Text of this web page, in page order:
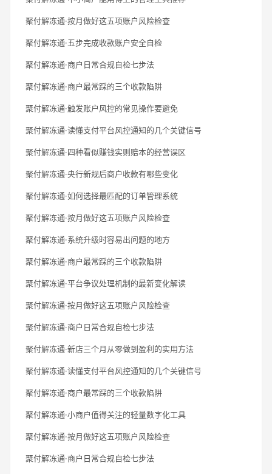
聚付解冻通·按月做好这五项账户风险检查
聚付解冻通·五步完成收款账户安全自检
聚付解冻通·商户日常合规自检七步法
聚付解冻通·商户最常踩的三个收款陷阱
聚付解冻通·触发账户风控的常见操作要避免
聚付解冻通·读懂支付平台风控通知的几个关键信号
聚付解冻通·四种看似赚钱实则赔本的经营误区
聚付解冻通·央行新规后商户收款有哪些变化
聚付解冻通·如何选择最匹配的订单管理系统
聚付解冻通·按月做好这五项账户风险检查
聚付解冻通·系统升级时容易出问题的地方
聚付解冻通·商户最常踩的三个收款陷阱
聚付解冻通·平台争议处理机制的最新变化解读
聚付解冻通·按月做好这五项账户风险检查
聚付解冻通·商户日常合规自检七步法
聚付解冻通·新店三个月从零做到盈利的实用方法
聚付解冻通·读懂支付平台风控通知的几个关键信号
聚付解冻通·商户最常踩的三个收款陷阱
聚付解冻通·小商户值得关注的轻量数字化工具
聚付解冻通·按月做好这五项账户风险检查
聚付解冻通·商户日常合规自检七步法